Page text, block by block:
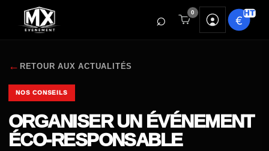
0
← RETOUR AUX ACTUALITÉS
NOS CONSEILS
ORGANISER UN ÉVÉNEMENT
ÉCO-RESPONSABLE